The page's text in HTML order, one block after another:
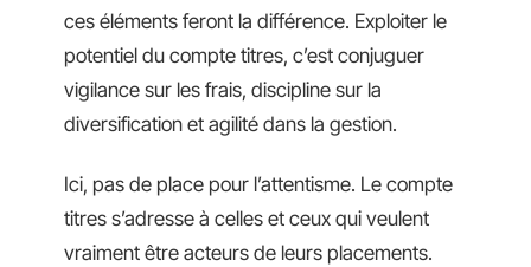
ces éléments feront la différence. Exploiter le
potentiel du compte titres, c’est conjuguer
vigilance sur les frais, discipline sur la
diversification et agilité dans la gestion.
Ici, pas de place pour l’attentisme. Le compte
titres s’adresse à celles et ceux qui veulent
vraiment être acteurs de leurs placements.